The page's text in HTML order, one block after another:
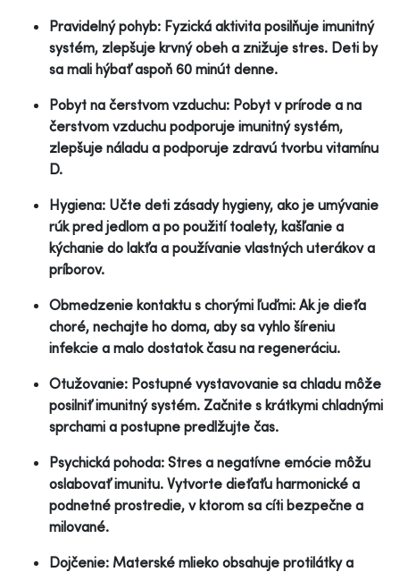
Pravidelný pohyb: Fyzická aktivita posilňuje imunitný
systém, zlepšuje krvný obeh a znižuje stres. Deti by
sa mali hýbať aspoň 60 minút denne.
Pobyt na čerstvom vzduchu: Pobyt v prírode a na
čerstvom vzduchu podporuje imunitný systém,
zlepšuje náladu a podporuje zdravú tvorbu vitamínu
D.
Hygiena: Učte deti zásady hygieny, ako je umývanie
rúk pred jedlom a po použití toalety, kašľanie a
kýchanie do lakťa a používanie vlastných uterákov a
príborov.
Obmedzenie kontaktu s chorými ľuďmi: Ak je dieťa
choré, nechajte ho doma, aby sa vyhlo šíreniu
infekcie a malo dostatok času na regeneráciu.
Otužovanie: Postupné vystavovanie sa chladu môže
posilniť imunitný systém. Začnite s krátkymi chladnými
sprchami a postupne predlžujte čas.
Psychická pohoda: Stres a negatívne emócie môžu
oslabovať imunitu. Vytvorte dieťaťu harmonické a
podnetné prostredie, v ktorom sa cíti bezpečne a
milované.
Dojčenie: Materské mlieko obsahuje protilátky a